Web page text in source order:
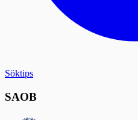
Söktips
SAOB